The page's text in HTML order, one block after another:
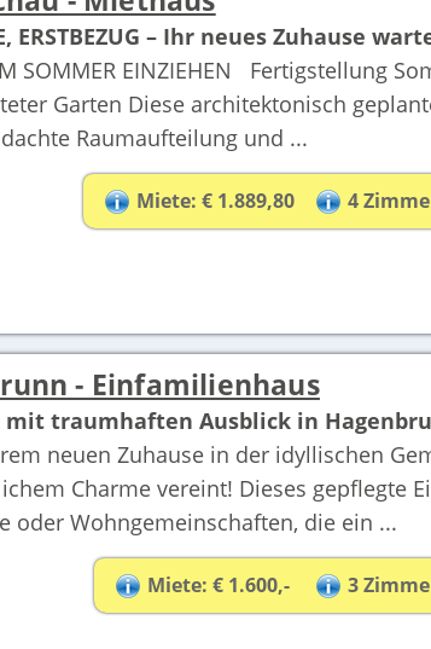
ERSTBEZUG – Ihr neues Zuhause
SOMMER EINZIEHEN Fertigstellung
Garten Diese architektonisch
Raumaufteilung und ...
Miete: € 1.889,80 4
- Einfamilienhaus
traumhaften Ausblick in
neuen Zuhause in der idyllischen
Charme vereint! Dieses gepflegte
oder Wohngemeinschaften, die ein ...
Miete: € 1.600,- 3